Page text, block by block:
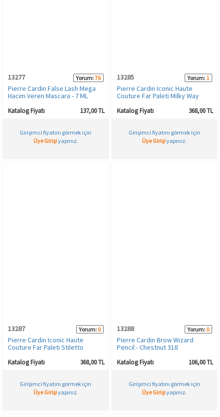
13277 Yorum:76
Pierre Cardin False Lash Mega
Hacim Veren Mascara - 7 ML
Katalog Fiyatı 137,00 TL
Girişimci fiyatını görmek için
Üye Girişiyapınız.
13285 Yorum: 1
Pierre Cardin Iconic Haute
Couture Far Paleti Milky Way
Katalog Fiyatı 368,00 TL
Girişimci fiyatını görmek için
Üye Girişiyapınız.
13287 Yorum: 0
Pierre Cardin Iconic Haute
Couture Far Paleti Stiletto
Katalog Fiyatı 368,00 TL
Girişimci fiyatını görmek için
Üye Girişiyapınız.
13288 Yorum: 0
Pierre Cardin Brow Wizard
Pencil - Chestnut 318
Katalog Fiyatı 106,00 TL
Girişimci fiyatını görmek için
Üye Girişiyapınız.